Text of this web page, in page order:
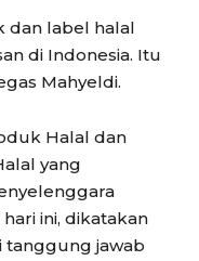
dan label halal
di Indonesia. Itu
Mahyeldi.
Halal dan
yang
ini, dikatakan
tanggung jawab